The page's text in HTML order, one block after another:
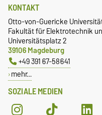
SOZIALE MEDIEN
KONTAKT
Otto-von-Guericke
Fakultät für Elektrotechnik
Universitätsplatz 2
39106 Magdeburg
+49 391 67-58641
mehr…